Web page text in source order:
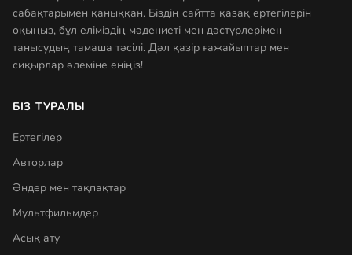
сабақтарымен қаныққан. Біздің сайтта қазақ ертегілерін
оқыңыз, бұл еліміздің мәдениеті мен дәстүрлерімен
танысудың тамаша тәсілі. Дәл қазір ғажайыптар мен
сиқырлар әлеміне еніңіз!
БІЗ ТУРАЛЫ
Ертегілер
Авторлар
Әндер мен тақпақтар
Мультфильмдер
Асық ату